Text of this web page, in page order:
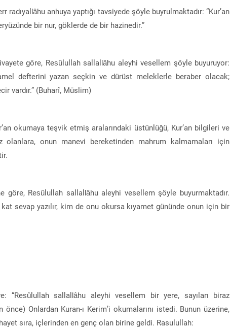
anhuya yaptığı tavsiyede şöyle buyrulmaktadır: “Kur’an
bir nur, göklerde de bir hazinedir.”
göre, Resûlullah sallallâhu aleyhi vesellem şöyle buyuruyor:
defterini yazan seçkin ve dürüst meleklerle beraber olacak;
vardır.” (Buharî, Müslim)
okumaya teşvik etmiş aralarındaki üstünlüğü, Kur’an bilgileri ve
onun manevi bereketinden mahrum kalmamaları için
göre, Resûlullah sallallâhu aleyhi vesellem şöyle buyurmaktadır.
sevap yazılır, kim de onu okursa kıyamet gününde onun için bir
“Resûlullah sallallâhu aleyhi vesellem bir yere, sayıları biraz
Onlardan Kuran-ı Kerim’i okumalarını istedi. Bunun üzerine,
sıra, içlerinden en genç olan birine geldi. Rasulullah: